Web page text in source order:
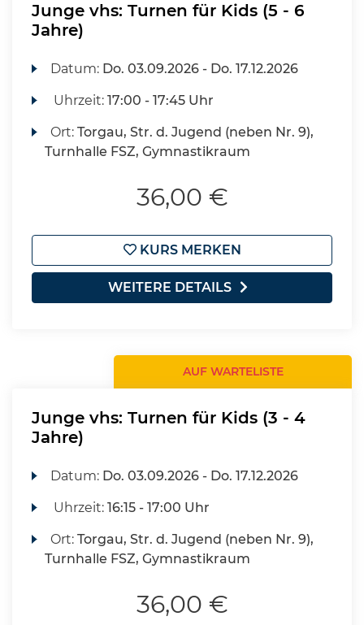
Junge vhs: Turnen für Kids (5 - 6
Jahre)
Datum: Do. 03.09.2026 - Do. 17.12.2026
Uhrzeit:17:00 - 17:45 Uhr
Ort:Torgau, Str. d. Jugend (neben Nr. 9),
Turnhalle FSZ, Gymnastikraum
36,00 €
KURS MERKEN
WEITERE DETAILS
AUF WARTELISTE
Junge vhs: Turnen für Kids (3 - 4
Jahre)
Datum: Do. 03.09.2026 - Do. 17.12.2026
Uhrzeit:16:15 - 17:00 Uhr
Ort:Torgau, Str. d. Jugend (neben Nr. 9),
Turnhalle FSZ, Gymnastikraum
36,00 €